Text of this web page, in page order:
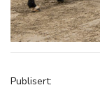
Publisert: